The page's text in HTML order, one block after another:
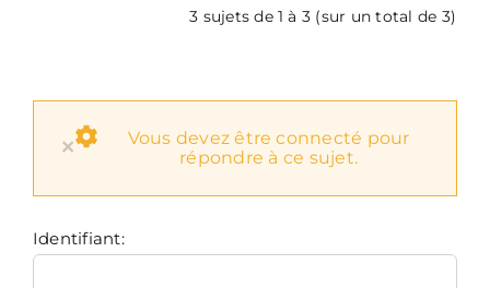
3 sujets de 1 à 3 (sur un total de 3)
×
Vous devez être connecté pour
répondre à ce sujet.
Identifiant: